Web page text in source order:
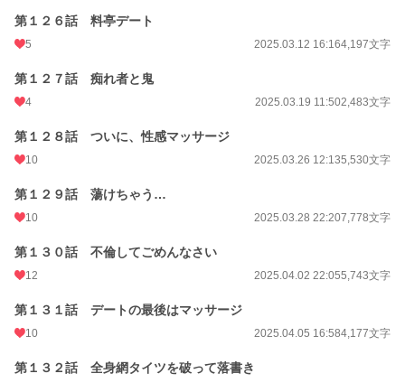
第１２６話 料亭デート
5 2025.03.12 16:164,197文字
第１２７話 痴れ者と鬼
4 2025.03.19 11:502,483文字
第１２８話 ついに、性感マッサージ
10 2025.03.26 12:135,530文字
第１２９話 蕩けちゃう…
10 2025.03.28 22:207,778文字
第１３０話 不倫してごめんなさい
12 2025.04.02 22:055,743文字
第１３１話 デートの最後はマッサージ
10 2025.04.05 16:584,177文字
第１３２話 全身網タイツを破って落書き